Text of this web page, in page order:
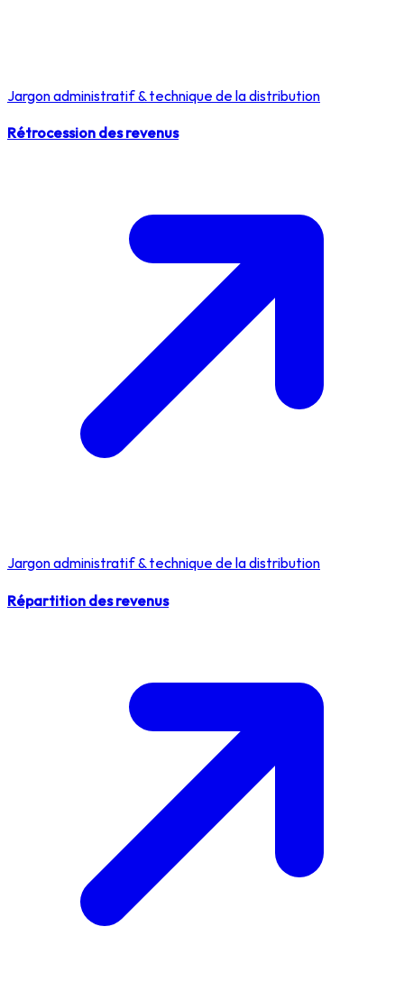
Jargon administratif & technique de la distribution
Rétrocession des revenus
Jargon administratif & technique de la distribution
Répartition des revenus